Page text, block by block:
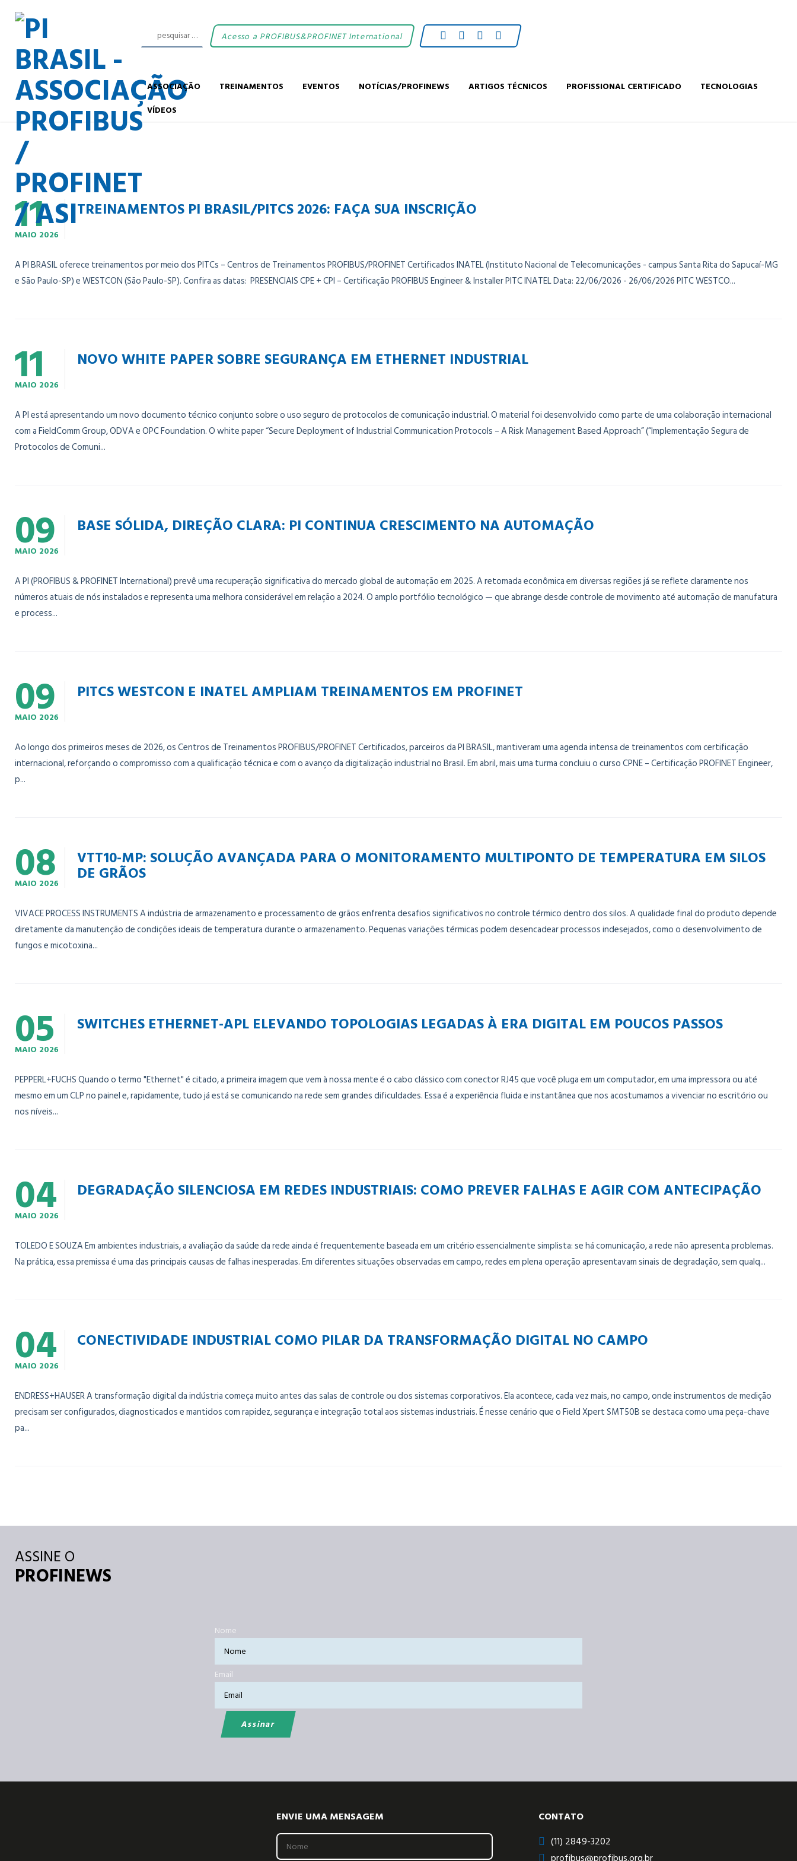
ASSOCIAÇÃO TREINAMENTOS EVENTOS NOTÍCIAS/PROFINEWS ARTIGOS TÉCNICOS PROFISSIONAL CERTIFICADO
TECNOLOGIAS
VÍDEOS
Acesso a PROFIBUS&PROFINET International
11
MAIO 2026
TREINAMENTOS PI BRASIL/PITCS 2026: FAÇA SUA INSCRIÇÃO
A PI BRASIL oferece treinamentos por meio dos PITCs – Centros de Treinamentos PROFIBUS/PROFINET Certificados INATEL (Instituto Nacional de Telecomunicações - campus Santa Rita do Sapucaí-MG
e São Paulo-SP) e WESTCON (São Paulo-SP). Confira as datas: PRESENCIAIS CPE + CPI – Certificação PROFIBUS Engineer & Installer PITC INATEL Data: 22/06/2026 - 26/06/2026 PITC WESTCO...
11
MAIO 2026
NOVO WHITE PAPER SOBRE SEGURANÇA EM ETHERNET INDUSTRIAL
A PI está apresentando um novo documento técnico conjunto sobre o uso seguro de protocolos de comunicação industrial. O material foi desenvolvido como parte de uma colaboração internacional
com a FieldComm Group, ODVA e OPC Foundation. O white paper “Secure Deployment of Industrial Communication Protocols – A Risk Management Based Approach” (“Implementação Segura de
Protocolos de Comuni...
09
MAIO 2026
BASE SÓLIDA, DIREÇÃO CLARA: PI CONTINUA CRESCIMENTO NA AUTOMAÇÃO
A PI (PROFIBUS & PROFINET International) prevê uma recuperação significativa do mercado global de automação em 2025. A retomada econômica em diversas regiões já se reflete claramente nos
números atuais de nós instalados e representa uma melhora considerável em relação a 2024. O amplo portfólio tecnológico — que abrange desde controle de movimento até automação de manufatura
e process...
09
MAIO 2026
PITCS WESTCON E INATEL AMPLIAM TREINAMENTOS EM PROFINET
Ao longo dos primeiros meses de 2026, os Centros de Treinamentos PROFIBUS/PROFINET Certificados, parceiros da PI BRASIL, mantiveram uma agenda intensa de treinamentos com certificação
internacional, reforçando o compromisso com a qualificação técnica e com o avanço da digitalização industrial no Brasil. Em abril, mais uma turma concluiu o curso CPNE – Certificação PROFINET Engineer,
p...
08
MAIO 2026
VTT10-MP: SOLUÇÃO AVANÇADA PARA O MONITORAMENTO MULTIPONTO DE TEMPERATURA EM SILOS
DE GRÃOS
VIVACE PROCESS INSTRUMENTS A indústria de armazenamento e processamento de grãos enfrenta desafios significativos no controle térmico dentro dos silos. A qualidade final do produto depende
diretamente da manutenção de condições ideais de temperatura durante o armazenamento. Pequenas variações térmicas podem desencadear processos indesejados, como o desenvolvimento de
fungos e micotoxina...
05
MAIO 2026
SWITCHES ETHERNET-APL ELEVANDO TOPOLOGIAS LEGADAS À ERA DIGITAL EM POUCOS PASSOS
PEPPERL+FUCHS Quando o termo "Ethernet" é citado, a primeira imagem que vem à nossa mente é o cabo clássico com conector RJ45 que você pluga em um computador, em uma impressora ou até
mesmo em um CLP no painel e, rapidamente, tudo já está se comunicando na rede sem grandes dificuldades. Essa é a experiência fluida e instantânea que nos acostumamos a vivenciar no escritório ou
nos níveis...
04
MAIO 2026
DEGRADAÇÃO SILENCIOSA EM REDES INDUSTRIAIS: COMO PREVER FALHAS E AGIR COM ANTECIPAÇÃO
TOLEDO E SOUZA Em ambientes industriais, a avaliação da saúde da rede ainda é frequentemente baseada em um critério essencialmente simplista: se há comunicação, a rede não apresenta problemas.
Na prática, essa premissa é uma das principais causas de falhas inesperadas. Em diferentes situações observadas em campo, redes em plena operação apresentavam sinais de degradação, sem qualq...
04
MAIO 2026
CONECTIVIDADE INDUSTRIAL COMO PILAR DA TRANSFORMAÇÃO DIGITAL NO CAMPO
ENDRESS+HAUSER A transformação digital da indústria começa muito antes das salas de controle ou dos sistemas corporativos. Ela acontece, cada vez mais, no campo, onde instrumentos de medição
precisam ser configurados, diagnosticados e mantidos com rapidez, segurança e integração total aos sistemas industriais. É nesse cenário que o Field Xpert SMT50B se destaca como uma peça-chave
pa...
ASSINE O
PROFINEWS
Nome
Email
ENVIE UMA MENSAGEM CONTATO
(11) 2849-3202